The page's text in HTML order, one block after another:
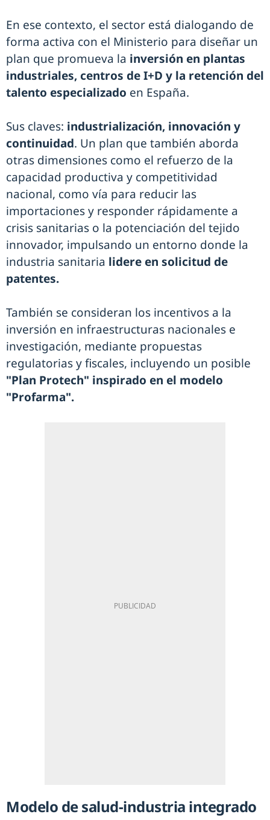
En ese contexto, el sector está dialogando de
forma activa con el Ministerio para diseñar un
plan que promueva la inversión en plantas
industriales, centros de I+D y la retención del
talento especializado en España.
Sus claves: industrialización, innovación y
continuidad. Un plan que también aborda
otras dimensiones como el refuerzo de la
capacidad productiva y competitividad
nacional, como vía para reducir las
importaciones y responder rápidamente a
crisis sanitarias o la potenciación del tejido
innovador, impulsando un entorno donde la
industria sanitaria lidere en solicitud de
patentes.
También se consideran los incentivos a la
inversión en infraestructuras nacionales e
investigación, mediante propuestas
regulatorias y fiscales, incluyendo un posible
"Plan Protech" inspirado en el modelo
"Profarma".
Modelo de salud-industria integrado